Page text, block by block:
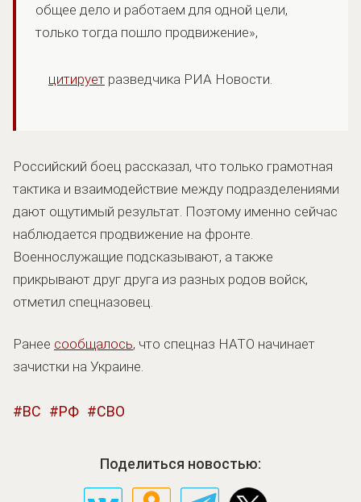
общее дело и работаем для одной цели,
только тогда пошло продвижение»,
цитирует разведчика РИА Новости.
Российский боец рассказал, что только грамотная
тактика и взаимодействие между подразделениями
дают ощутимый результат. Поэтому именно сейчас
наблюдается продвижение на фронте.
Военнослужащие подсказывают, а также
прикрывают друг друга из разных родов войск,
отметил спецназовец.
Ранее сообщалось, что спецназ НАТО начинает
зачистки на Украине.
ВС РФ СВО
Поделиться новостью: